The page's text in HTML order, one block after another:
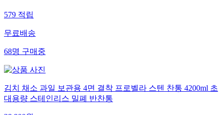
579 적립
무료배송
68명 구매중
김치 채소 과일 보관용 4면 결착 프로벨라 스텐 찬통 4200ml 초
대용량 스테인리스 밀폐 반찬통